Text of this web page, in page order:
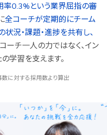
率0.3%という業界屈指の審
全コーチが定期的にチーム
況・課題・進捗を共有し、
ーチ一人の力ではなく、イン
学習を支えます。
に対する採用数より算出